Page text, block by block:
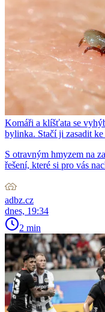
Komáři a klíšťata se
bylinka. Stačí ji zasadit ke
S otravným hmyzem na
řešení, které si pro vás
adbz.cz
dnes, 19:34
2 min